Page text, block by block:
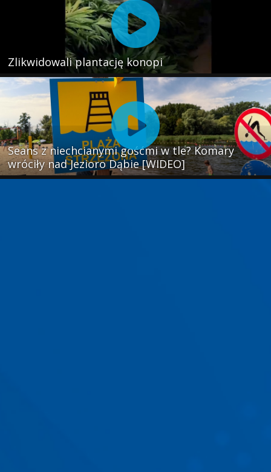
Zlikwidowali plantację konopi
Seans z niechcianymi gośćmi w tle? Komary
wróciły nad Jezioro Dąbie [WIDEO]